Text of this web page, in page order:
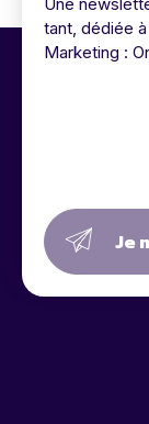
tant, dédiée
Marketing :
Je